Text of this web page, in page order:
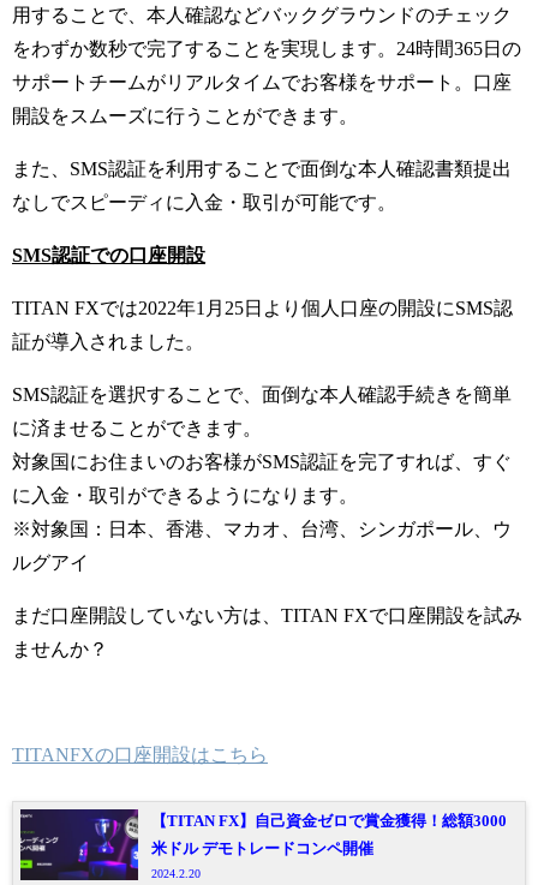
用することで、本人確認などバックグラウンドのチェック
をわずか数秒で完了することを実現します。24時間365日の
サポートチームがリアルタイムでお客様をサポート。口座
開設をスムーズに行うことができます。
また、SMS認証を利用することで面倒な本人確認書類提出
なしでスピーディに入金・取引が可能です。
SMS認証での口座開設
TITAN FXでは2022年1月25日より個人口座の開設にSMS認
証が導入されました。
SMS認証を選択することで、面倒な本人確認手続きを簡単
に済ませることができます。
対象国にお住まいのお客様がSMS認証を完了すれば、すぐ
に入金・取引ができるようになります。
※対象国：日本、香港、マカオ、台湾、シンガポール、ウ
ルグアイ
まだ口座開設していない方は、TITAN FXで口座開設を試み
ませんか？
TITANFXの口座開設はこちら
【TITAN FX】自己資金ゼロで賞金獲得！総額3000
米ドル デモトレードコンペ開催
2024.2.20